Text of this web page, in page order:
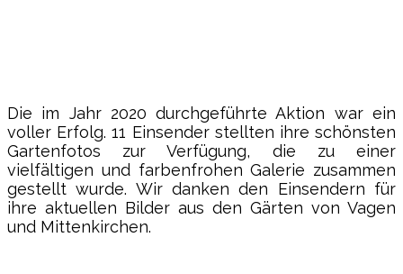
Die im Jahr 2020 durchgeführte Aktion war ein
voller Erfolg. 11 Einsender stellten ihre schönsten
Gartenfotos zur Verfügung, die zu einer
vielfältigen und farbenfrohen Galerie zusammen
gestellt wurde. Wir danken den Einsendern für
ihre aktuellen Bilder aus den Gärten von Vagen
und Mittenkirchen.